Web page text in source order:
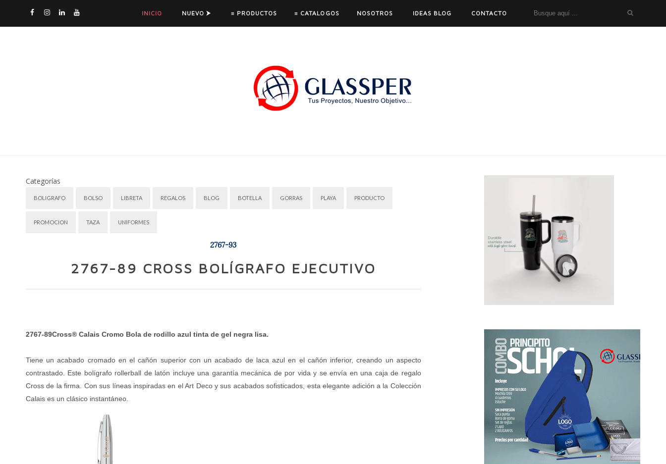
INICIO NUEVO ⮞ ≡ PRODUCTOS ≡ CATALOGOS NOSOTROS IDEAS BLOG CONTACTO
Categorías
BOLIGRAFO BOLSO LIBRETA REGALOS BLOG BOTELLA GORRAS PLAYA PRODUCTO
PROMOCION TAZA UNIFORMES
2767-93
2767-89 CROSS BOLÍGRAFO EJECUTIVO
2767-89Cross® Calais Cromo Bola de rodillo azul tinta de gel negra lisa.
Tiene un acabado cromado en el cañón superior con un acabado de laca azul en el cañón inferior, creando un aspecto
contrastado. Este bolígrafo rollerball de latón incluye una garantía mecánica de por vida y se envía en una caja de regalo
Cross de la firma. Con sus líneas inspiradas en el Art Deco y sus acabados sofisticados, esta elegante adición a la Colección
Calais es un clásico instantáneo.